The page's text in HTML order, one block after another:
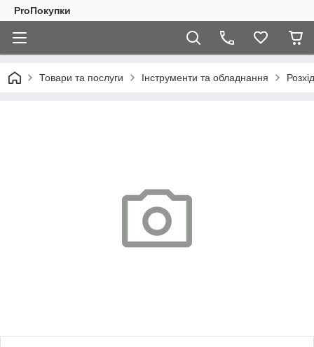
ProПокупки
Товари та послуги Інструменти та обладнання